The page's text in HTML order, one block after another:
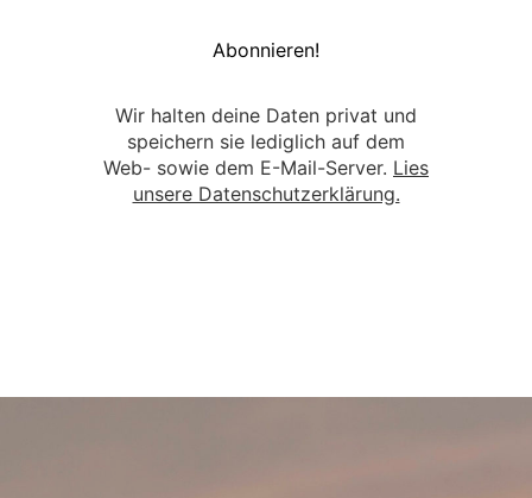
Wir halten deine Daten privat und
speichern sie lediglich auf dem
Web- sowie dem E-Mail-Server. Lies
unsere Datenschutzerklärung.